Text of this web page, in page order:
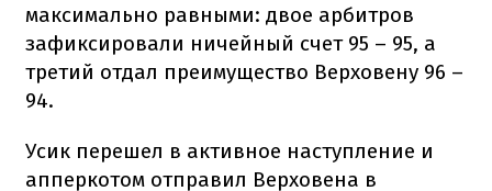
максимально равными: двое арбитров
зафиксировали ничейный счет 95 – 95, а
третий отдал преимущество Верховену 96 –
94.
Усик перешел в активное наступление и
апперкотом отправил Верховена в